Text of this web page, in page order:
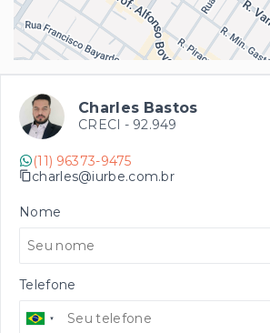
Charles Bastos
CRECI - 92.949
(11) 96373-9475
charles@iurbe.com.br
Nome
Telefone